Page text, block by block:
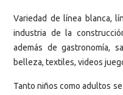
Variedad de línea blanca,
industria de la
además de gastronomía,
belleza, textiles, videos
Tanto niños como adultos